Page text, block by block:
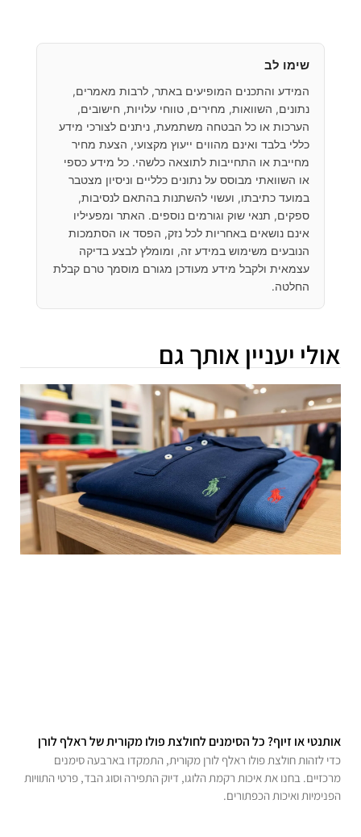
שימו לב
המידע והתכנים המופיעים באתר, לרבות מאמרים,
נתונים, השוואות, מחירים, טווחי עלויות, חישובים,
הערכות או כל הבטחה משתמעת, ניתנים לצורכי מידע
כללי בלבד ואינם מהווים ייעוץ מקצועי, הצעת מחיר
מחייבת או התחייבות לתוצאה כלשהי. כל מידע כספי
או השוואתי מבוסס על נתונים כלליים וניסיון מצטבר
במועד כתיבתו, ועשוי להשתנות בהתאם לנסיבות,
ספקים, תנאי שוק וגורמים נוספים. האתר ומפעיליו
אינם נושאים באחריות לכל נזק, הפסד או הסתמכות
הנובעים משימוש במידע זה, ומומלץ לבצע בדיקה
עצמאית ולקבל מידע מעודכן מגורם מוסמך טרם קבלת
החלטה.
אולי יעניין אותך גם
אותנטי או זיוף? כל הסימנים לחולצת פולו מקורית של ראלף לורן
כדי לזהות חולצת פולו ראלף לורן מקורית, התמקדו בארבעה סימנים
מרכזיים. בחנו את איכות רקמת הלוגו, דיוק התפירה וסוג הבד, פרטי התוויות
הפנימיות ואיכות הכפתורים.